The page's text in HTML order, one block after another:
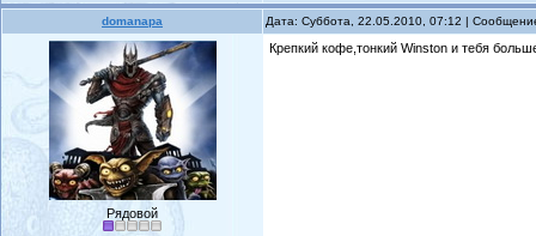
domanapa Дата: Суббота, 22.05.2010, 07:12 |
Рядовой
Крепкий кофе,тонкий Winston и тебя